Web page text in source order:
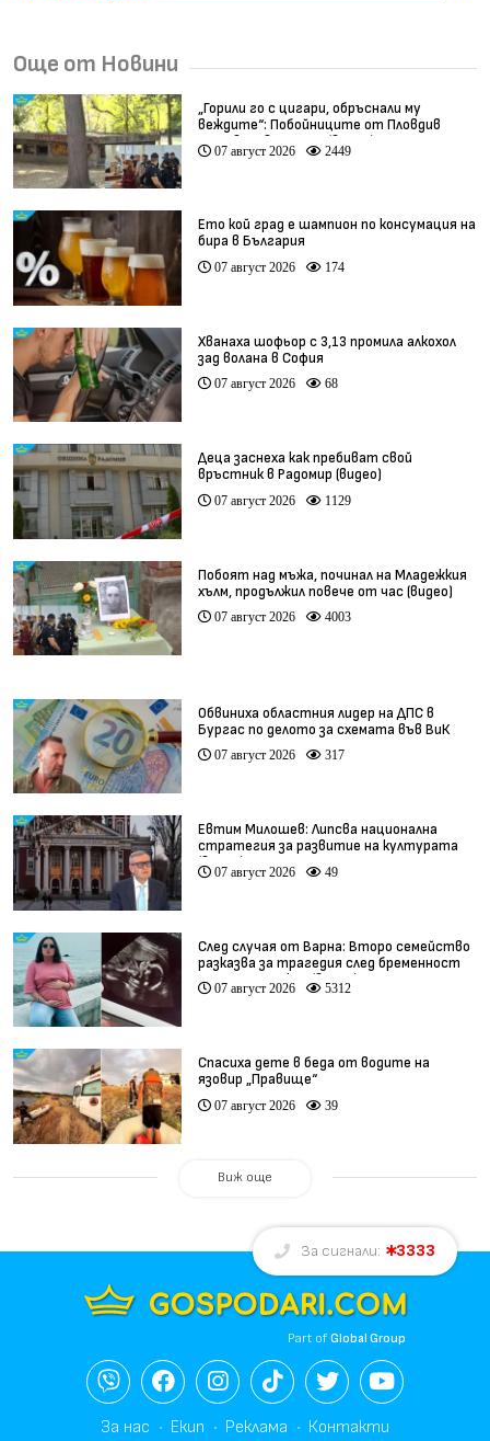
Още от Новини
„Горили го с цигари, обръснали му
веждите“: Побойниците от Пловдив
остават в ареста (видео)
07 август 2026 2449
Ето кой град е шампион по консумация на
бира в България
07 август 2026 174
Хванаха шофьор с 3,13 промила алкохол
зад волана в София
07 август 2026 68
Деца заснеха как пребиват свой
връстник в Радомир (видео)
07 август 2026 1129
Побоят над мъжа, починал на Младежкия
хълм, продължил повече от час (видео)
07 август 2026 4003
Обвиниха областния лидер на ДПС в
Бургас по делото за схемата във ВиК
07 август 2026 317
Евтим Милошев: Липсва национална
стратегия за развитие на културата
(видео)
07 август 2026 49
След случая от Варна: Второ семейство
разказва за трагедия след бременност
при същия лекар (видео)
07 август 2026 5312
Спасиха дете в беда от водите на
язовир „Правище“
07 август 2026 39
Виж още
За сигнали: 3333
Part ofGlobal Group
За нас Екип Реклама Контакти